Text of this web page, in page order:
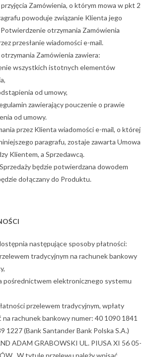
Zamówienia, o którym mowa w pkt 2
powoduje związanie Klienta jego
otrzymania Zamówienia
przesłanie wiadomości e-mail.
Zamówienia zawiera:
wszystkich istotnych elementów
od umowy,
zawierający pouczenie o prawie
od umowy.
przez Klienta wiadomości e-mail, o której
paragrafu, zostaje zawarta Umowa
Klientem, a Sprzedawcą.
będzie potwierdzana dowodem
dołączany do Produktu.
następujące sposoby płatności:
tradycyjnym na rachunek bankowy
pośrednictwem elektronicznego systemu
przelewem tradycyjnym, wpłaty
na rachunek bankowy numer: 40 1090 1841
1227 (Bank Santander Bank Polska S.A.)
ADAM GRABOWSKI UL. PIUSA XI 56 05-
. W tytule przelewu należy wpisać